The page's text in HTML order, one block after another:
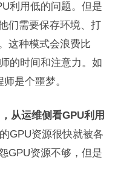
利用低的问题。但是
们需要保存环境、打
这种模式会浪费比
的时间和注意力。如
是个噩梦。
从运维侧看GPU利用
GPU资源很快就被各
GPU资源不够，但是